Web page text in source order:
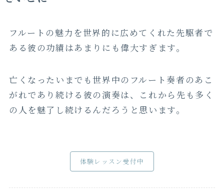
フルートの魅力を世界的に広めてくれた先駆者で
ある彼の功績はあまりにも偉大すぎます。
亡くなったいまでも世界中のフルート奏者のあこ
がれであり続ける彼の演奏は、これから先も多く
の人を魅了し続けるんだろうと思います。
体験レッスン受付中